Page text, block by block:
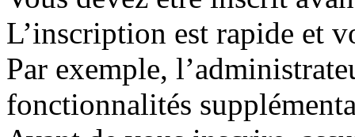
L’inscription est rapide et
Par exemple,
fonctionnalités